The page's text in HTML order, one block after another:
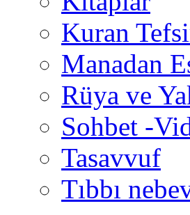
Kuran
Manadan
Rüya ve
Sohbet -
Tasavvuf
Tıbbı